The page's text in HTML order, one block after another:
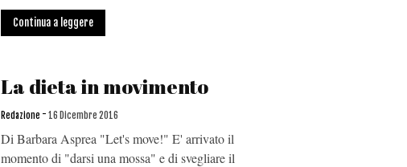
Continua a leggere
La dieta in movimento
Redazione - 16 Dicembre 2016
Di Barbara Asprea "Let's move!" E' arrivato il
momento di "darsi una mossa" e di svegliare il